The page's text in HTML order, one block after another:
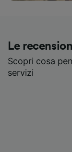
Le
Scopri cosa
servizi